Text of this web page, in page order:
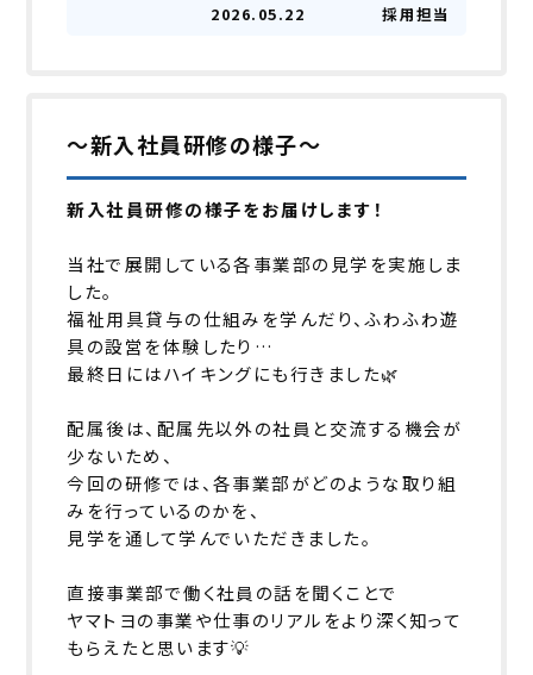
2026.05.22 採用担当
～新入社員研修の様子～
新入社員研修の様子をお届けします！
当社で展開している各事業部の見学を実施しま
した。
福祉用具貸与の仕組みを学んだり、ふわふわ遊
具の設営を体験したり…
最終日にはハイキングにも行きました🌿
配属後は、配属先以外の社員と交流する機会が
少ないため、
今回の研修では、各事業部がどのような取り組
みを行っているのかを、
見学を通して学んでいただきました。
直接事業部で働く社員の話を聞くことで
ヤマトヨの事業や仕事のリアルをより深く知って
もらえたと思います💡